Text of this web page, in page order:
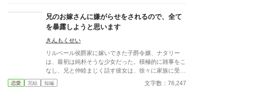
い目で王太子に告げる。 「これからあなたの絶望の
カウントダウンが始まりますわ」
兄のお嫁さんに嫌がらせをされるので、全て
を暴露しようと思います
きんもくせい
リルベール侯爵家に嫁いできた子爵令嬢、ナタリー
は、最初は純朴そうな少女だった。積極的に雑事をこ
なし、兄と仲睦まじく話す彼女は、徐々に家族に受け
入れられ、気に入られていく。しかし、主人公のソフ
ィアに対しては冷たく、嫌がらせばかりをしてくる。
恋愛 完結 短編 文字数：76,247